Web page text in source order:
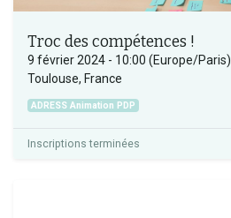
Troc des compétences !
9 février 2024 - 10:00 (Europe/Paris)
Toulouse, France
ADRESS Animation PDP
Inscriptions terminées